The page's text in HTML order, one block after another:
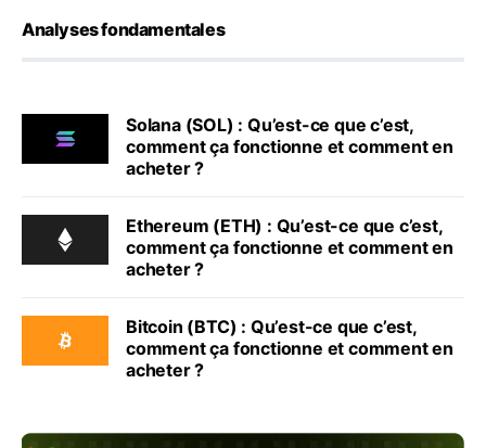
Analyses fondamentales
Solana (SOL) : Qu’est-ce que c’est,
comment ça fonctionne et comment en
acheter ?
Ethereum (ETH) : Qu’est-ce que c’est,
comment ça fonctionne et comment en
acheter ?
Bitcoin (BTC) : Qu’est-ce que c’est,
comment ça fonctionne et comment en
acheter ?